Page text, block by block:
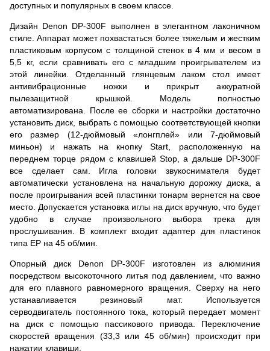
доступных и популярных в своем классе.
Дизайн Denon DP-300F выполнен в элегантном лаконичном
стиле. Аппарат может похвастаться более тяжелым и жестким
пластиковым корпусом с толщиной стенок в 4 мм и весом в
5,5 кг, если сравнивать его с младшим проигрывателем из
этой линейки. Отделанный глянцевым лаком стол имеет
антивибрационные ножки и прикрыт аккуратной
пылезащитной крышкой. Модель полностью
автоматизирована. После ее сборки и настройки достаточно
установить диск, выбрать с помощью соответствующей кнопки
его размер (12-дюймовый «лонгплей» или 7-дюймовый
миньон) и нажать на кнопку Start, расположенную на
переднем торце рядом с клавишей Stop, а дальше DP-300F
все сделает сам. Игла головки звукоснимателя будет
автоматически установлена на начальную дорожку диска, а
после проигрывания всей пластинки тонарм вернется на свое
место. Допускается установка иглы на диск вручную, что будет
удобно в случае произвольного выбора трека для
прослушивания. В комплект входит адаптер для пластинок
типа EP на 45 об/мин.
Опорный диск Denon DP-300F изготовлен из алюминия
посредством высокоточного литья под давлением, что важно
для его плавного равномерного вращения. Сверху на него
устанавливается резиновый мат. Используется
серводвигатель постоянного тока, который передает момент
на диск с помощью пассикового привода. Переключение
скоростей вращения (33,3 или 45 об/мин) происходит при
нажатии клавиши.